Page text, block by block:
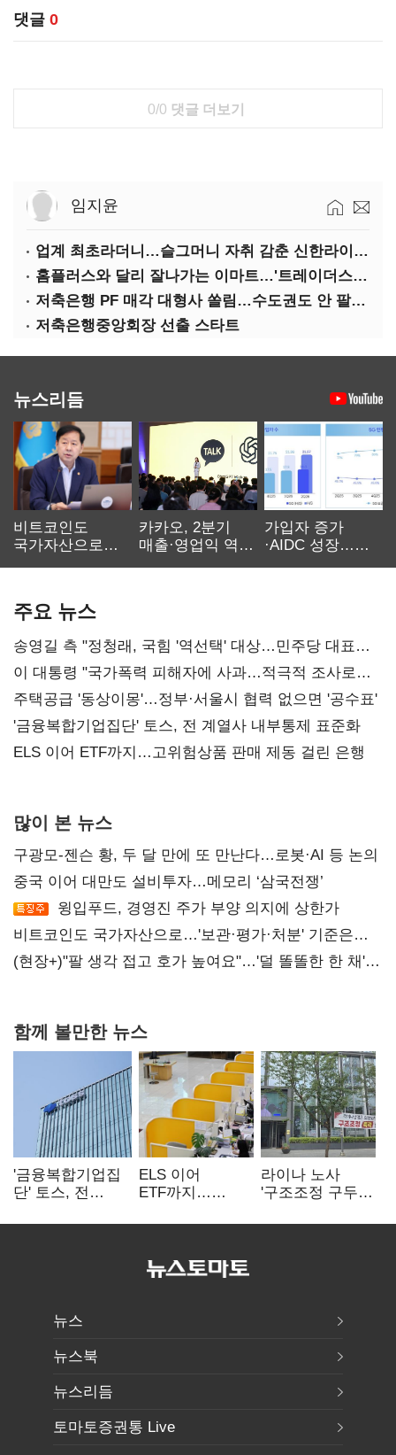
댓글 0
0/0 댓글 더보기
임지윤
업계 최초라더니…슬그머니 자취 감춘 신한라이프 ‘상속증여연구소’
홈플러스와 달리 잘나가는 이마트…'트레이더스 삼성카드' 주목
저축은행 PF 매각 대형사 쏠림…수도권도 안 팔린다
저축은행중앙회장 선출 스타트
뉴스리듬
비트코인도
국가자산으로…'
카카오, 2분기
매출·영업익 역대
가입자 증가
·AIDC 성장…
주요 뉴스
송영길 측 "정청래, 국힘 '역선택' 대상…민주당 대표로
총선 지휘 못해"
이 대통령 "국가폭력 피해자에 사과…적극적 조사로
진실 밝혀야"
주택공급 '동상이몽'…정부·서울시 협력 없으면 '공수표'
'금융복합기업집단' 토스, 전 계열사 내부통제 표준화
ELS 이어 ETF까지…고위험상품 판매 제동 걸린 은행
많이 본 뉴스
구광모-젠슨 황, 두 달 만에 또 만난다…로봇·AI 등 논의
중국 이어 대만도 설비투자…메모리 ‘삼국전쟁’
윙입푸드, 경영진 주가 부양 의지에 상한가
비트코인도 국가자산으로…'보관·평가·처분' 기준은
숙제
(현장+)"팔 생각 접고 호가 높여요"…'덜 똘똘한 한 채'
함께 볼만한 뉴스
'금융복합기업집
단' 토스, 전
표준화
ELS 이어
ETF까지…
제동 걸린 은행
라이나 노사
'구조조정 구두
뉴스
뉴스북
뉴스리듬
토마토증권통 Live